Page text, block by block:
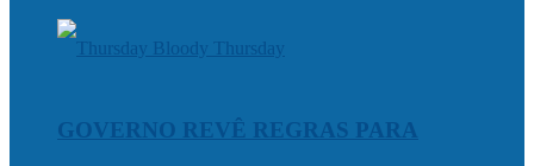
GOVERNO REVÊ REGRAS PARA